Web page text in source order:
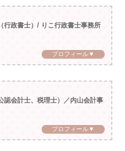
行政書士）/ りこ行政書士事務所
プロフィール▼
認会計士、税理士）／内山会計事
プロフィール▼